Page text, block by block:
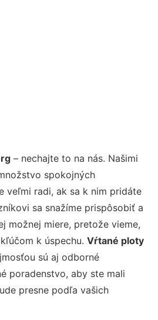
– nechajte to na nás. Našimi
spokojných
veľmi radi, ak sa k nim pridáte
sa snažíme prispôsobiť a
možnej miere, pretože vieme,
k úspechu. Vŕtané ploty
sú aj odborné
poradenstvo, aby ste mali
presne podľa vašich